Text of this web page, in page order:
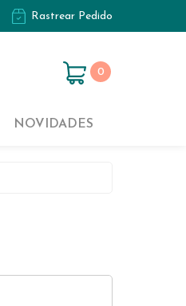
Rastrear Pedido
0
NOVIDADES